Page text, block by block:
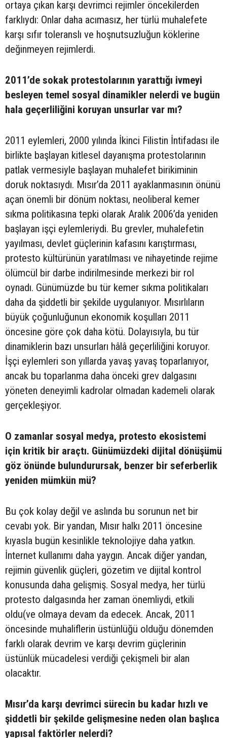
ortaya çıkan karşı devrimci rejimler öncekilerden
farklıydı: Onlar daha acımasız, her türlü muhalefete
karşı sıfır toleranslı ve hoşnutsuzluğun köklerine
değinmeyen rejimlerdi.
2011’de sokak protestolarının yarattığı ivmeyi
besleyen temel sosyal dinamikler nelerdi ve bugün
hala geçerliliğini koruyan unsurlar var mı?
2011 eylemleri, 2000 yılında İkinci Filistin İntifadası ile
birlikte başlayan kitlesel dayanışma protestolarının
patlak vermesiyle başlayan muhalefet birikiminin
doruk noktasıydı. Mısır’da 2011 ayaklanmasının önünü
açan önemli bir dönüm noktası, neoliberal kemer
sıkma politikasına tepki olarak Aralık 2006’da yeniden
başlayan işçi eylemleriydi. Bu grevler, muhalefetin
yayılması, devlet güçlerinin kafasını karıştırması,
protesto kültürünün yaratılması ve nihayetinde rejime
ölümcül bir darbe indirilmesinde merkezi bir rol
oynadı. Günümüzde bu tür kemer sıkma politikaları
daha da şiddetli bir şekilde uygulanıyor. Mısırlıların
büyük çoğunluğunun ekonomik koşulları 2011
öncesine göre çok daha kötü. Dolayısıyla, bu tür
dinamiklerin bazı unsurları hâlâ geçerliliğini koruyor.
İşçi eylemleri son yıllarda yavaş yavaş toparlanıyor,
ancak bu toparlanma daha önceki grev dalgasını
yöneten deneyimli kadrolar olmadan kademeli olarak
gerçekleşiyor.
O zamanlar sosyal medya, protesto ekosistemi
için kritik bir araçtı. Günümüzdeki dijital dönüşümü
göz önünde bulundurursak, benzer bir seferberlik
yeniden mümkün mü?
Bu çok kolay değil ve aslında bu sorunun net bir
cevabı yok. Bir yandan, Mısır halkı 2011 öncesine
kıyasla bugün kesinlikle teknolojiye daha yatkın.
İnternet kullanımı daha yaygın. Ancak diğer yandan,
rejimin güvenlik güçleri, gözetim ve dijital kontrol
konusunda daha gelişmiş. Sosyal medya, her türlü
protesto dalgasında her zaman önemliydi, etkili
oldu(ve olmaya devam da edecek. Ancak, 2011
öncesinde muhaliflerin üstünlüğü olduğu dönemden
farklı olarak devrim ve karşı devrim güçlerinin
üstünlük mücadelesi verdiği çekişmeli bir alan
olacaktır.
Mısır’da karşı devrimci sürecin bu kadar hızlı ve
şiddetli bir şekilde gelişmesine neden olan başlıca
yapısal faktörler nelerdi?